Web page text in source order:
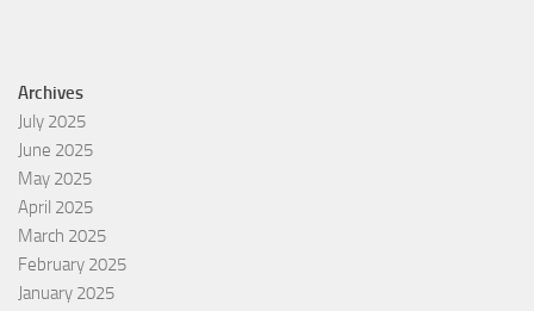
Archives
July 2025
June 2025
May 2025
April 2025
March 2025
February 2025
January 2025